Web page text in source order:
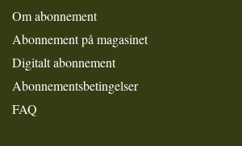
Om abonnement
Abonnement på magasinet
Digitalt abonnement
Abonnementsbetingelser
FAQ